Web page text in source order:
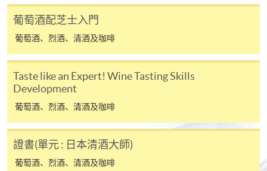
申請學歷頒授及專業課程可能需要其他資料，報名
表格後，請連同報名費/學費以及所需證明文件親
往報名中心或以郵遞方式遞交。
報讀同一學歷頒授課程內其他單元
​學院為學歷頒授課程特設「註冊及學費通知」，適
用於一般學歷頒授課程。
葡萄酒配芝士入門
葡萄酒、烈酒、清酒及咖啡
Taste like an Expert! Wine Tasting Skills
Development
葡萄酒、烈酒、清酒及咖啡
證書(單元 : 日本清酒大師)
葡萄酒、烈酒、清酒及咖啡